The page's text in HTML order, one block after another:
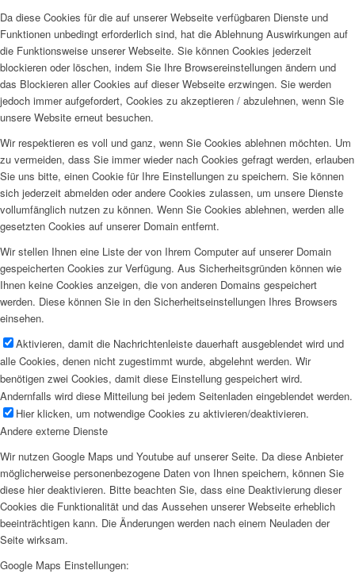
Da diese Cookies für die auf unserer Webseite verfügbaren Dienste und
Funktionen unbedingt erforderlich sind, hat die Ablehnung Auswirkungen auf
die Funktionsweise unserer Webseite. Sie können Cookies jederzeit
blockieren oder löschen, indem Sie Ihre Browsereinstellungen ändern und
das Blockieren aller Cookies auf dieser Webseite erzwingen. Sie werden
jedoch immer aufgefordert, Cookies zu akzeptieren / abzulehnen, wenn Sie
unsere Website erneut besuchen.
Wir respektieren es voll und ganz, wenn Sie Cookies ablehnen möchten. Um
zu vermeiden, dass Sie immer wieder nach Cookies gefragt werden, erlauben
Sie uns bitte, einen Cookie für Ihre Einstellungen zu speichern. Sie können
sich jederzeit abmelden oder andere Cookies zulassen, um unsere Dienste
vollumfänglich nutzen zu können. Wenn Sie Cookies ablehnen, werden alle
gesetzten Cookies auf unserer Domain entfernt.
Wir stellen Ihnen eine Liste der von Ihrem Computer auf unserer Domain
gespeicherten Cookies zur Verfügung. Aus Sicherheitsgründen können wie
Ihnen keine Cookies anzeigen, die von anderen Domains gespeichert
werden. Diese können Sie in den Sicherheitseinstellungen Ihres Browsers
einsehen.
Aktivieren, damit die Nachrichtenleiste dauerhaft ausgeblendet wird und
alle Cookies, denen nicht zugestimmt wurde, abgelehnt werden. Wir
benötigen zwei Cookies, damit diese Einstellung gespeichert wird.
Andernfalls wird diese Mitteilung bei jedem Seitenladen eingeblendet werden.
Hier klicken, um notwendige Cookies zu aktivieren/deaktivieren.
Andere externe Dienste
Wir nutzen Google Maps und Youtube auf unserer Seite. Da diese Anbieter
möglicherweise personenbezogene Daten von Ihnen speichern, können Sie
diese hier deaktivieren. Bitte beachten Sie, dass eine Deaktivierung dieser
Cookies die Funktionalität und das Aussehen unserer Webseite erheblich
beeinträchtigen kann. Die Änderungen werden nach einem Neuladen der
Seite wirksam.
Google Maps Einstellungen: